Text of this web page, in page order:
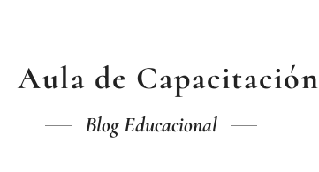
Aula de Capacitación
Blog Educacional